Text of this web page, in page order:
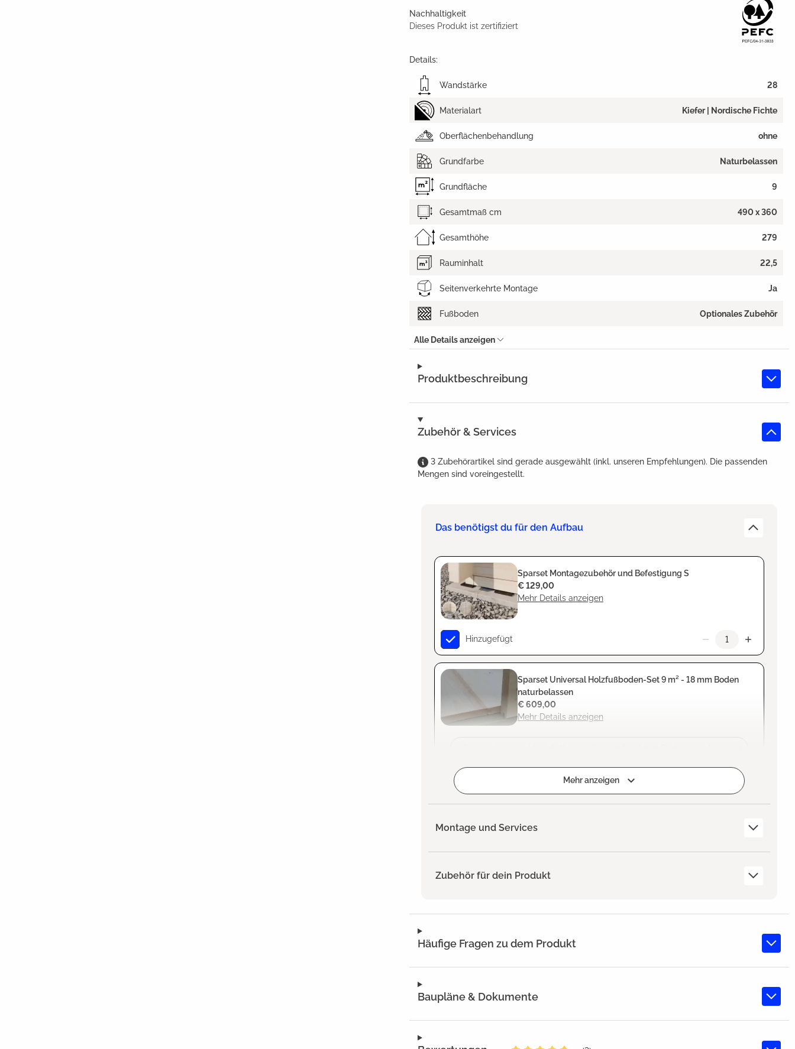
Produktbeschreibung
Zubehör & Services
3 Zubehörartikel sind gerade ausgewählt (inkl. unseren Empfehlungen). Die passenden
Mengen sind voreingestellt.
Das benötigst du für den Aufbau
Sparset Montagezubehör und Befestigung S
Mehr Details anzeigen
€ 129,00
Hinzugefügt
Sparset Universal Holzfußboden-Set 9 m² - 18 mm Boden
naturbelassen
Mehr Details anzeigen
€ 609,00
Mehr anzeigen
Montage und Services
Zubehör für dein Produkt
Häufige Fragen zu dem Produkt
Baupläne & Dokumente
Nachhaltigkeit
Dieses Produkt ist zertifiziert
Details:
Wandstärke 28
Materialart Kiefer | Nordische Fichte
Oberflächenbehandlung ohne
Grundfarbe Naturbelassen
Grundfläche 9
Gesamtmaß cm 490 x 360
Gesamthöhe 279
Rauminhalt 22,5
Seitenverkehrte Montage Ja
Fußboden Optionales Zubehör
Alle Details anzeigen